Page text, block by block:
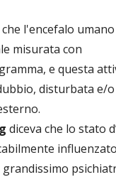
l'encefalo
misurata con
e questa
disturbata e/
diceva che lo stato
grandissimo